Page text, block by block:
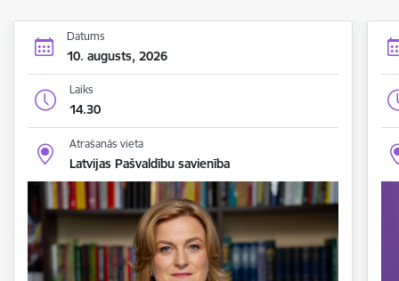
Datums
10. augusts, 2026
Laiks
14.30
Atrašanās vieta
Latvijas Pašvaldību savienība